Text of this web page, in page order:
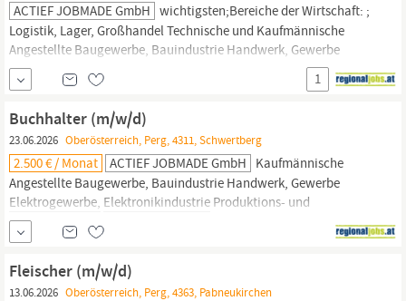
ACTIEF JOBMADE GmbH wichtigsten;Bereiche der Wirtschaft: ;
Logistik, Lager, Großhandel Technische und Kaufmännische
Angestellte Baugewerbe, Bauindustrie Handwerk, Gewerbe
Elektrogewerbe,
Produktions- und
Schichtarbeit Metallwaren- und Automobilindustrie ; ACTIEF
JOBMADE bietet österreichweit langfristige Karrierechancen bei
attraktiven...
1
Buchhalter (m/w/d)
23.06.2026 Oberösterreich, Perg, 4311, Schwertberg
2.500 € / Monat ACTIEF JOBMADE GmbH Kaufmännische
Angestellte Baugewerbe, Bauindustrie Handwerk, Gewerbe
Elektrogewerbe, Elektronikindustrie Produktions- und
Schichtarbeit Metallwaren- und Automobilindustrie ; ACTIEF
JOBMADE bietet österreichweit langfristige Karrierechancen bei
attraktiven Arbeitgebern! Wir sind quer durch alle Berufsgruppen
laufend auf der Suche nach...
Fleischer (m/w/d)
13.06.2026 Oberösterreich, Perg, 4363, Pabneukirchen